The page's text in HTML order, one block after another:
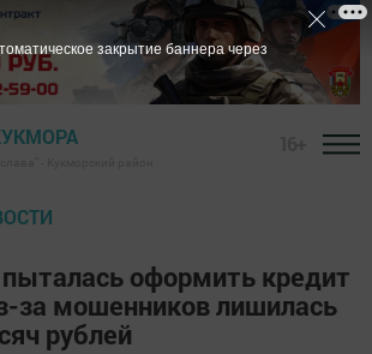
оформить кредит
за мошенников лишилась
рублей
закрытие баннера через